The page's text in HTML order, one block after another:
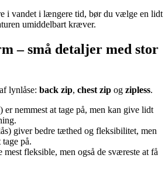
i vandet i længere tid, bør du vælge en lidt
umiddelbart kræver.
– små detaljer med stor
lynlåse: back zip, chest zip og zipless.
er nemmest at tage på, men kan give lidt
giver bedre tæthed og fleksibilitet, men
på.
mest fleksible, men også de sværeste at få